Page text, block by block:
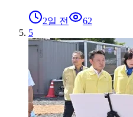
2일 전
62
5